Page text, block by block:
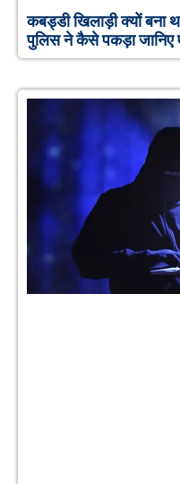
कबड्डी खिलाड़ी क्यों बना
पुलिस ने कैसे पकड़ा